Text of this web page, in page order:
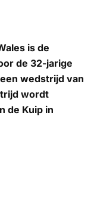
is de
de 32-jarige
wedstrijd van
wordt
de Kuip in